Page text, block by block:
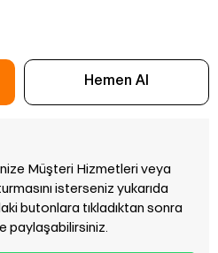
Müşteri Hizmetleri veya
isterseniz yukarıda
butonlara tıkladıktan sonra
paylaşabilirsiniz.